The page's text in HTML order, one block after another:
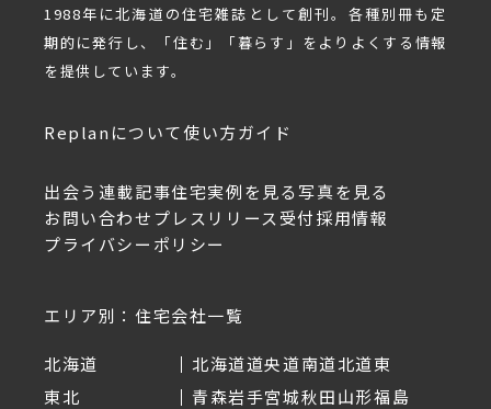
1988年に北海道の住宅雑誌として創刊。各種別冊も定
期的に発行し、「住む」「暮らす」をよりよくする情報
を提供しています。
Replanについて使い方ガイド
出会う 連載記事住宅実例を見る写真を見る
お問い合わせ プレスリリース受付採用情報
プライバシーポリシー
エリア別：住宅会社一覧
北海道 北海道道央道南道北道東
東北
青森岩手宮城秋田山形福島